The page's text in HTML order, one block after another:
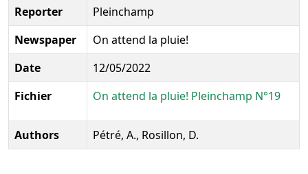
Reporter
Pleinchamp
Newspaper
On attend la pluie!
Date
12/05/2022
Fichier
On attend la pluie! Pleinchamp N°19
Authors Pétré, A., Rosillon, D.